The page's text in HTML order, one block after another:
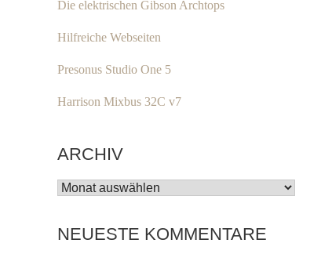
Die elektrischen Gibson Archtops
Hilfreiche Webseiten
Presonus Studio One 5
Harrison Mixbus 32C v7
ARCHIV
ARCHIV
NEUESTE KOMMENTARE